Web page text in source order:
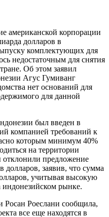
долларов в
комплектующих для
недостаточным для снятия
Об этом заявил
Агус Гумиванг
нет оснований для
для данной
был введен в
компанией требований к
которым минимум 40%
на территории
отклонили предложение
заявив, что сумма
учитывая высокую
рынке.
Роеслани сообщила,
все еще находятся в